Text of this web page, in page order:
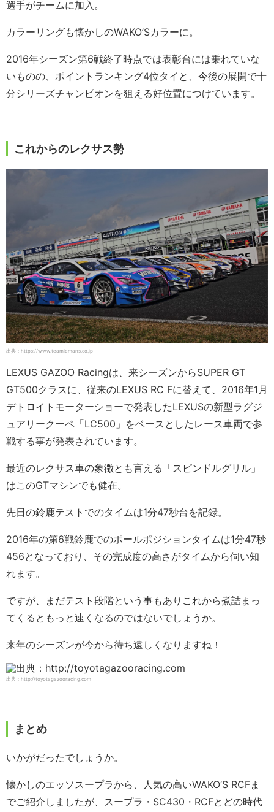
選手がチームに加入。
カラーリングも懐かしのWAKO’Sカラーに。
2016年シーズン第6戦終了時点では表彰台には乗れていな
いものの、ポイントランキング4位タイと、今後の展開で十
分シリーズチャンピオンを狙える好位置につけています。
これからのレクサス勢
出典：https://www.teamlemans.co.jp
LEXUS GAZOO Racingは、来シーズンからSUPER GT
GT500クラスに、従来のLEXUS RC Fに替えて、2016年1月
デトロイトモーターショーで発表したLEXUSの新型ラグジ
ュアリークーペ「LC500」をベースとしたレース車両で参
戦する事が発表されています。
最近のレクサス車の象徴とも言える「スピンドルグリル」
はこのGTマシンでも健在。
先日の鈴鹿テストでのタイムは1分47秒台を記録。
2016年の第6戦鈴鹿でのポールポジションタイムは1分47秒
456となっており、その完成度の高さがタイムから伺い知
れます。
ですが、まだテスト段階という事もありこれから煮詰まっ
てくるともっと速くなるのではないでしょうか。
来年のシーズンが今から待ち遠しくなりますね！
出典：http://toyotagazooracing.com
まとめ
いかがだったでしょうか。
懐かしのエッソスープラから、人気の高いWAKO’S RCFま
でご紹介しましたが、スープラ・SC430・RCFとどの時代